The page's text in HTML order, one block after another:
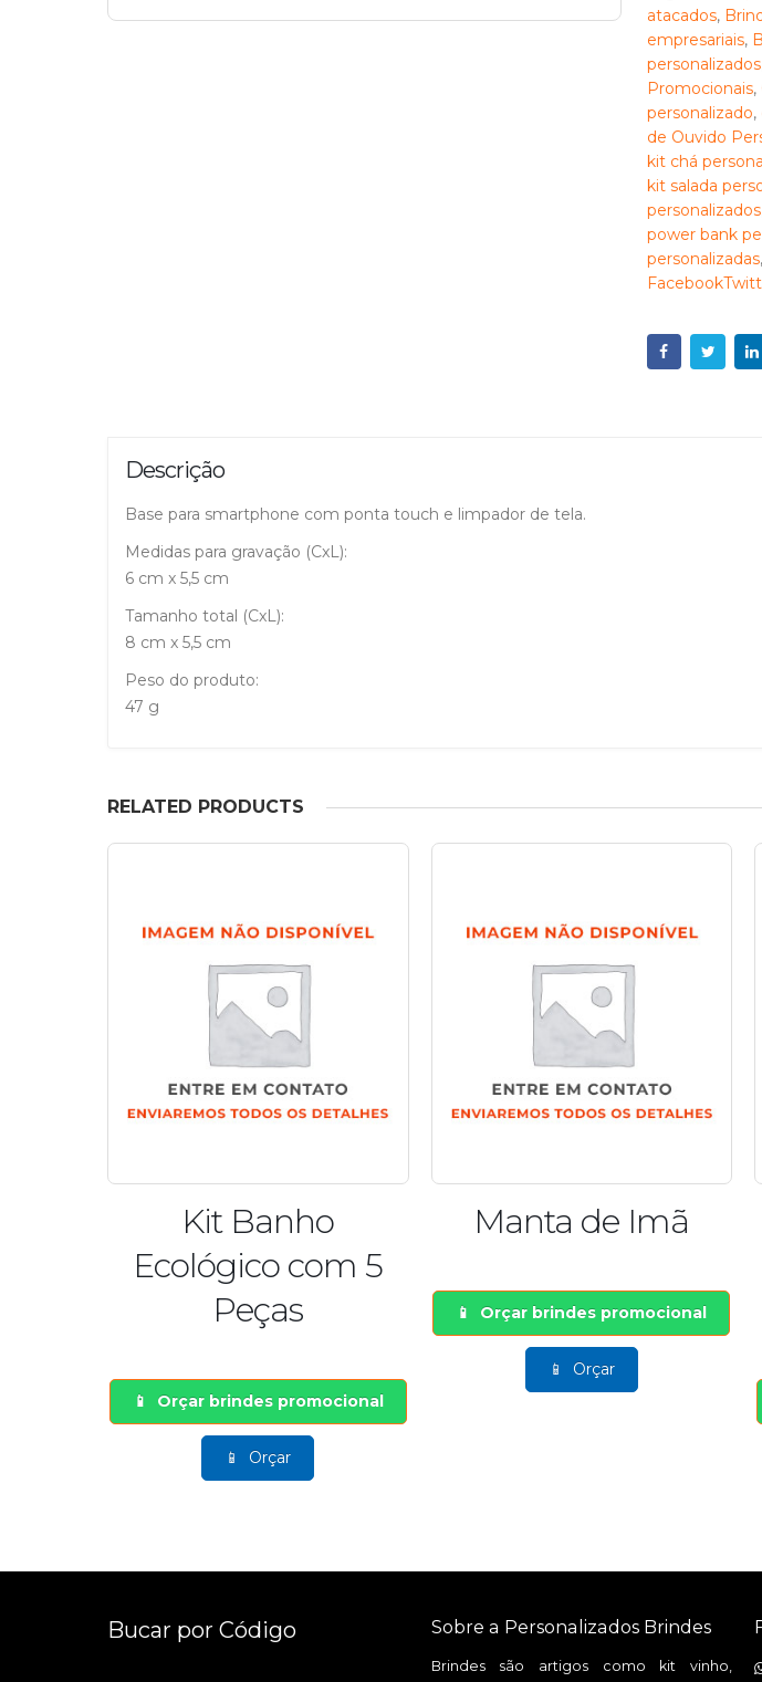
atacados,
empresariais,
personalizados
Promocionais,
personalizado,
de Ouvido
kit chá
kit salada
personalizados
power bank
personalizadas,
Descrição
Base para smartphone com ponta touch e limpador de tela.
Medidas para gravação (CxL):
6 cm x 5,5 cm
Tamanho total (CxL):
8 cm x 5,5 cm
Peso do produto:
47 g
RELATED PRODUCTS
Kit Banho
Ecológico com 5
Orçar brindes promocional
Manta de Imã
Orçar brindes promocional
Bucar por Código Sobre a Personalizados Brindes
Brindes são artigos como kit vinho,